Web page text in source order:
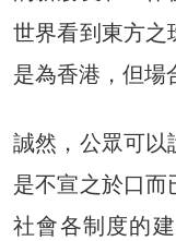
世界看到東方之
是為香港，但場
誠然，公眾可以
是不宣之於口而
社會各制度的